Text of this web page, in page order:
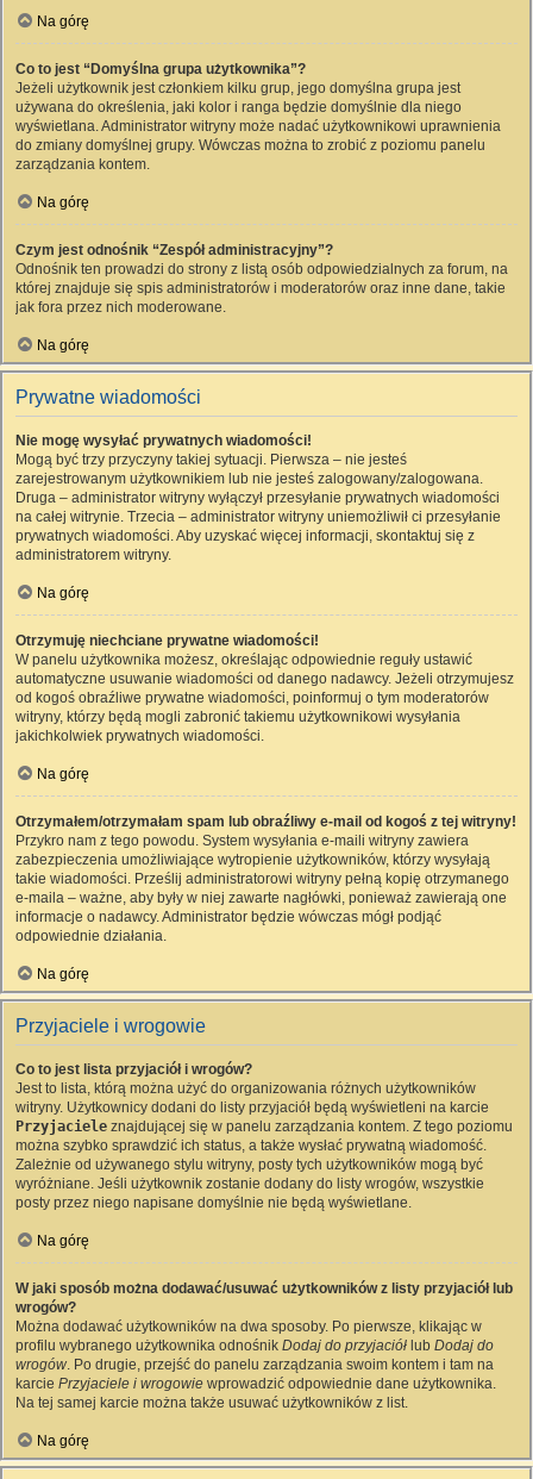
Na górę
Co to jest “Domyślna grupa użytkownika”?
Jeżeli użytkownik jest członkiem kilku grup, jego domyślna grupa jest
używana do określenia, jaki kolor i ranga będzie domyślnie dla niego
wyświetlana. Administrator witryny może nadać użytkownikowi uprawnienia
do zmiany domyślnej grupy. Wówczas można to zrobić z poziomu panelu
zarządzania kontem.
Na górę
Czym jest odnośnik “Zespół administracyjny”?
Odnośnik ten prowadzi do strony z listą osób odpowiedzialnych za forum, na
której znajduje się spis administratorów i moderatorów oraz inne dane, takie
jak fora przez nich moderowane.
Na górę
Prywatne wiadomości
Nie mogę wysyłać prywatnych wiadomości!
Mogą być trzy przyczyny takiej sytuacji. Pierwsza – nie jesteś
zarejestrowanym użytkownikiem lub nie jesteś zalogowany/zalogowana.
Druga – administrator witryny wyłączył przesyłanie prywatnych wiadomości
na całej witrynie. Trzecia – administrator witryny uniemożliwił ci przesyłanie
prywatnych wiadomości. Aby uzyskać więcej informacji, skontaktuj się z
administratorem witryny.
Na górę
Otrzymuję niechciane prywatne wiadomości!
W panelu użytkownika możesz, określając odpowiednie reguły ustawić
automatyczne usuwanie wiadomości od danego nadawcy. Jeżeli otrzymujesz
od kogoś obraźliwe prywatne wiadomości, poinformuj o tym moderatorów
witryny, którzy będą mogli zabronić takiemu użytkownikowi wysyłania
jakichkolwiek prywatnych wiadomości.
Na górę
Otrzymałem/otrzymałam spam lub obraźliwy e-mail od kogoś z tej witryny!
Przykro nam z tego powodu. System wysyłania e-maili witryny zawiera
zabezpieczenia umożliwiające wytropienie użytkowników, którzy wysyłają
takie wiadomości. Prześlij administratorowi witryny pełną kopię otrzymanego
e-maila – ważne, aby były w niej zawarte nagłówki, ponieważ zawierają one
informacje o nadawcy. Administrator będzie wówczas mógł podjąć
odpowiednie działania.
Na górę
Przyjaciele i wrogowie
Co to jest lista przyjaciół i wrogów?
Jest to lista, którą można użyć do organizowania różnych użytkowników
witryny. Użytkownicy dodani do listy przyjaciół będą wyświetleni na karcie
Przyjaciele znajdującej się w panelu zarządzania kontem. Z tego poziomu
można szybko sprawdzić ich status, a także wysłać prywatną wiadomość.
Zależnie od używanego stylu witryny, posty tych użytkowników mogą być
wyróżniane. Jeśli użytkownik zostanie dodany do listy wrogów, wszystkie
posty przez niego napisane domyślnie nie będą wyświetlane.
Na górę
W jaki sposób można dodawać/usuwać użytkowników z listy przyjaciół lub
wrogów?
Można dodawać użytkowników na dwa sposoby. Po pierwsze, klikając w
profilu wybranego użytkownika odnośnik Dodaj do przyjaciół lub Dodaj do
wrogów. Po drugie, przejść do panelu zarządzania swoim kontem i tam na
karcie Przyjaciele i wrogowie wprowadzić odpowiednie dane użytkownika.
Na tej samej karcie można także usuwać użytkowników z list.
Na górę